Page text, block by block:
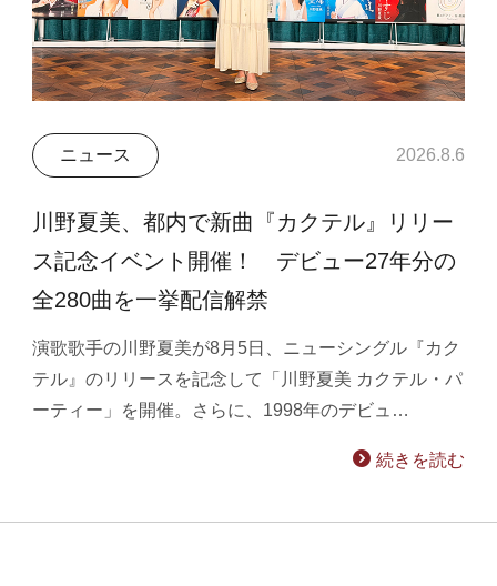
ニュース 2026.8.6
川野夏美、都内で新曲『カクテル』リリー
ス記念イベント開催！ デビュー27年分の
全280曲を一挙配信解禁
演歌歌手の川野夏美が8月5日、ニューシングル『カク
テル』のリリースを記念して「川野夏美 カクテル・パ
ーティー」を開催。さらに、1998年のデビュ…
続きを読む